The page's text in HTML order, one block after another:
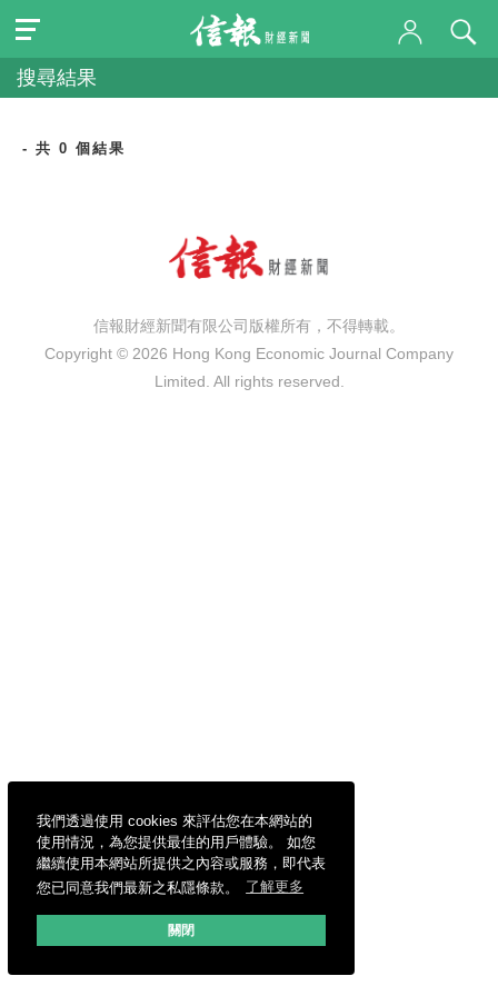
我們透過使用 cookies 來評估您在本網站的
使用情況，為您提供最佳的用戶體驗。 如您
繼續使用本網站所提供之內容或服務，即代表
您已同意我們最新之私隱條款。
了解更多
關閉
搜尋結果
- 共 0 個結果
信報財經新聞有限公司版權所有，不得轉載。
Copyright © 2026 Hong Kong Economic Journal Company
Limited. All rights reserved.